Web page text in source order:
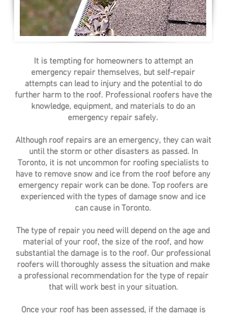
It is tempting for homeowners to attempt an
emergency repair themselves, but self-repair
attempts can lead to injury and the potential to do
further harm to the roof. Professional roofers have the
knowledge, equipment, and materials to do an
emergency repair safely.
Although roof repairs are an emergency, they can wait
until the storm or other disasters as passed. In
Toronto, it is not uncommon for roofing specialists to
have to remove snow and ice from the roof before any
emergency repair work can be done. Top roofers are
experienced with the types of damage snow and ice
can cause in Toronto.
The type of repair you need will depend on the age and
material of your roof, the size of the roof, and how
substantial the damage is to the roof. Our professional
roofers will thoroughly assess the situation and make
a professional recommendation for the type of repair
that will work best in your situation.
Once your roof has been assessed, if the damage is